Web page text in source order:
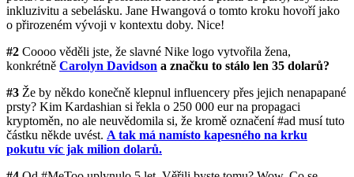
inkluzivitu a sebelásku. Jane Hwangová o tomto kroku hovoří jako
o přirozeném vývoji v kontextu doby. Nice!
#2 Coooo věděli jste, že slavné Nike logo vytvořila žena,
konkrétně Carolyn Davidson a značku to stálo len 35 dolarů?
#3 Že by někdo konečně klepnul influencery přes jejich nenapapané
prsty? Kim Kardashian si řekla o 250 000 eur na propagaci
kryptoměn, no ale neuvědomila si, že kromě označení #ad musí tuto
částku někde uvést. A tak má namísto kapesného na krku
pokutu víc jak milion dolarů.